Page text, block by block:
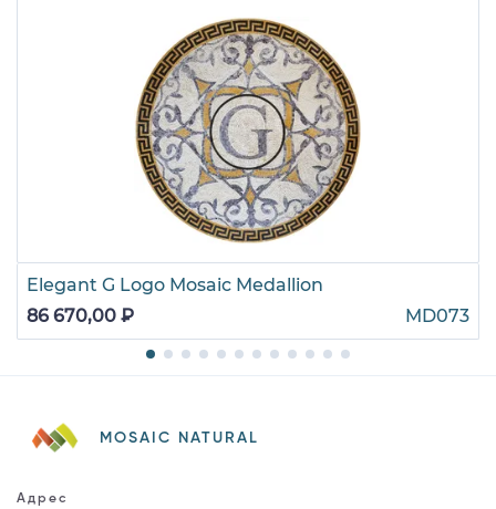
Elegant G Logo Mosaic Medallion
86 670,00 ₽
MD073
MOSAIC NATURAL
Адрес